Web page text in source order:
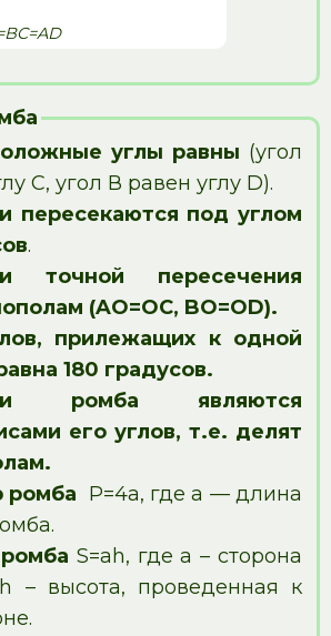
углы равны (угол
С, угол В равен углу D).
пересекаются под углом
.
точной пересечения
(AO=OC, BO=OD).
прилежащих к одной
180 градусов.
ромба являются
его углов, т.е. делят
ромба Р=4а, где а — длина
S=ah, где а – сторона
– высота, проведенная к